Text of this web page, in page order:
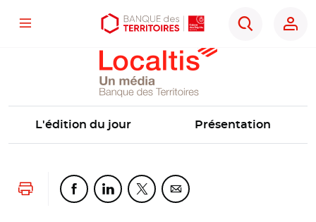
Aller
Aller
Ouvrir
d'accessibilité
Menu
Rechercher
Localtis
L'édition du jour Présentation
Lancer l'impressionPartager cette page sur Facebook
Partager cette page sur Linkedin
Partager cette page sur Twitter
Partager cette page sur